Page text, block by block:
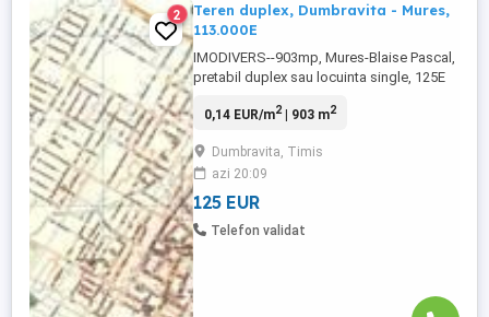
2
Teren duplex, Dumbravita - Mures,
113.000E
IMODIVERS--903mp, Mures-Blaise Pascal,
pretabil duplex sau locuinta single, 125E
0,14 EUR/m2| 903 m2
Dumbravita, Timis
azi 20:09
125 EUR
Telefon validat